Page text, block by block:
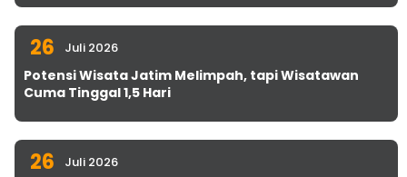
26 Juli 2026
Potensi Wisata Jatim Melimpah, tapi Wisatawan
Cuma Tinggal 1,5 Hari
26 Juli 2026